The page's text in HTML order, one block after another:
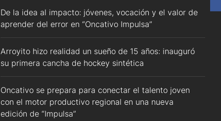
De la idea al impacto: jóvenes, vocación y el valor de
aprender del error en “Oncativo Impulsa”
Arroyito hizo realidad un sueño de 15 años: inauguró
su primera cancha de hockey sintética
Oncativo se prepara para conectar el talento joven
con el motor productivo regional en una nueva
edición de “Impulsa”